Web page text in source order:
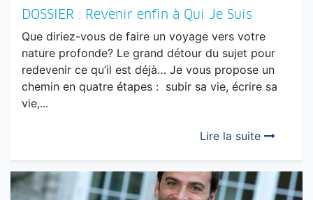
DOSSIER : Revenir enfin à Qui Je Suis
nature profonde? Le grand détour du sujet pour
chemin en quatre étapes : subir sa vie, écrire sa
vie,...